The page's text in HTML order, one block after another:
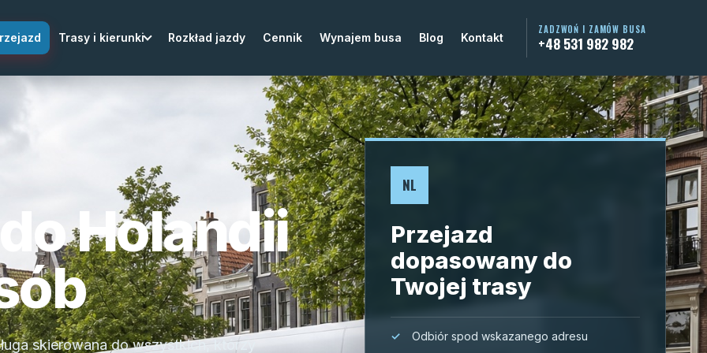
Trasy i kierunki Rozkład jazdy Cennik Wynajem busa Blog Kontakt
ZADZWOŃ I ZAMÓW BUSA
+48 531 982 982
Holandii
skierowana do wszystkich, którzy
NL
Przejazd
dopasowany do
Twojej trasy
Odbiór spod wskazanego adresu